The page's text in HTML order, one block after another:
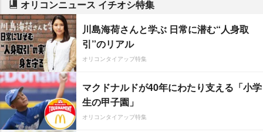
オリコンニュース イチオシ特集
川島海荷さんと学ぶ 日常に潜む“人身取
引”のリアル
オリコンタイアップ特集
マクドナルドが40年にわたり支える「小学
生の甲子園」
オリコンタイアップ特集